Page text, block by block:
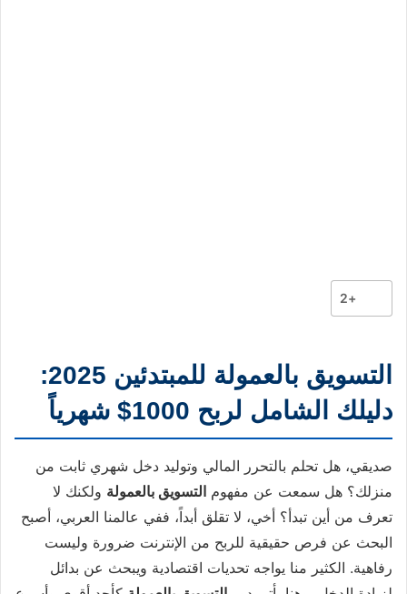
+2
التسويق بالعمولة للمبتدئين 2025:
دليلك الشامل لربح 1000$ شهرياً
صديقي، هل تحلم بالتحرر المالي وتوليد دخل شهري ثابت من
منزلك؟ هل سمعت عن مفهوم التسويق بالعمولة ولكنك لا
تعرف من أين تبدأ؟ أخي، لا تقلق أبداً، ففي عالمنا العربي، أصبح
البحث عن فرص حقيقية للربح من الإنترنت ضرورة وليست
رفاهية. الكثير منا يواجه تحديات اقتصادية ويبحث عن بدائل